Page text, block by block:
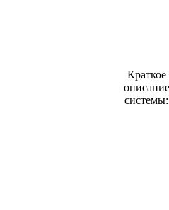
Краткое
описание
системы: